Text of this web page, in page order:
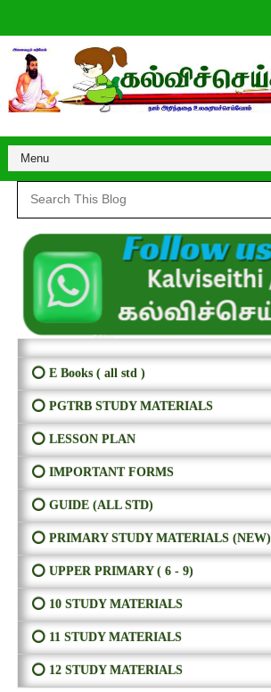
⭕ E Books ( all std )
⭕ PGTRB STUDY MATERIALS
⭕ LESSON PLAN
⭕ IMPORTANT FORMS
⭕ GUIDE (ALL STD)
⭕ PRIMARY STUDY MATERIALS (NEW)
⭕ UPPER PRIMARY ( 6 - 9)
⭕ 10 STUDY MATERIALS
⭕ 11 STUDY MATERIALS
⭕ 12 STUDY MATERIALS